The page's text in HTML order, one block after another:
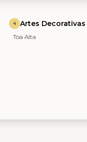
4 Artes Decorativas
Toa Alta